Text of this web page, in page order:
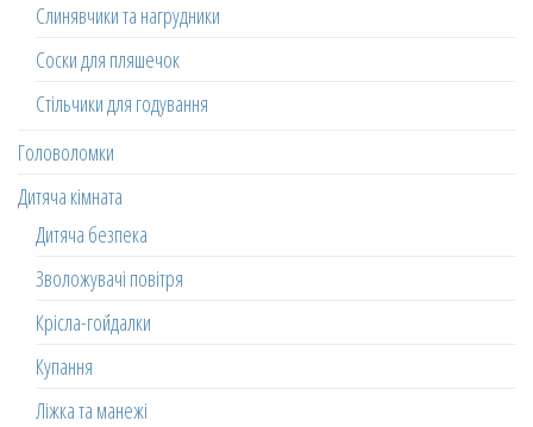
Слинявчики та нагрудники
Соски для пляшечок
Стільчики для годування
Головоломки
Дитяча кімната
Дитяча безпека
Зволожувачі повітря
Крісла-гойдалки
Купання
Ліжка та манежі